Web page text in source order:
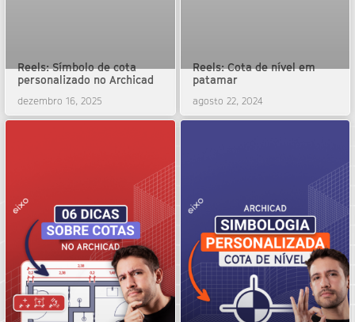
Reels: Símbolo de cota
personalizado no Archicad
dezembro 16, 2025
Reels: Cota de nível em
patamar
agosto 22, 2024